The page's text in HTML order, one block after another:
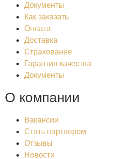
Документы
Как заказать
Оплата
Доставка
Страхование
Гарантия качества
Документы
О компании
Вакансии
Стать партнером
Отзывы
Новости